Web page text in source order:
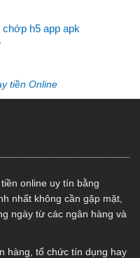
h5 app apk
tiền Online
online uy tín bằng
nhất không cần gặp mặt,
ngày từ các ngân hàng và
hàng, tổ chức tín dụng hay